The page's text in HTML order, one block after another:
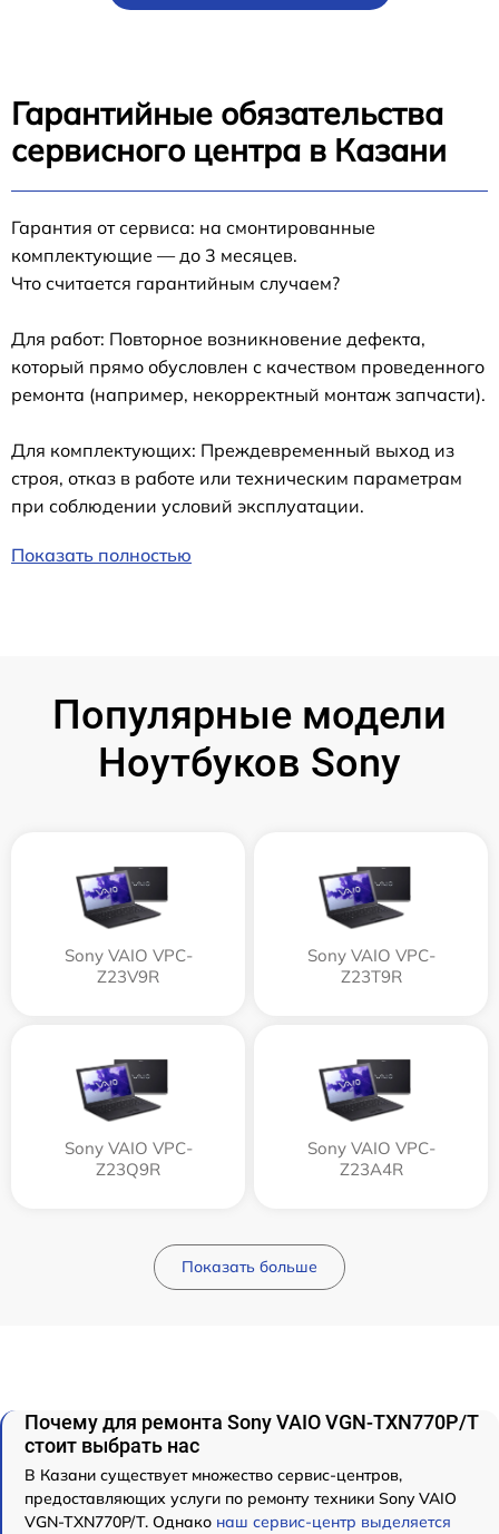
Гарантийные обязательства
сервисного центра в Казани
Гарантия от сервиса: на смонтированные
комплектующие — до 3 месяцев.
Что считается гарантийным случаем?
Для работ: Повторное возникновение дефекта,
который прямо обусловлен с качеством проведенного
ремонта (например, некорректный монтаж запчасти).
Для комплектующих: Преждевременный выход из
строя, отказ в работе или техническим параметрам
при соблюдении условий эксплуатации.
Показать полностью
Популярные модели
Ноутбуков Sony
Sony VAIO VPC-
Z23V9R
Sony VAIO VPC-
Z23T9R
Sony VAIO VPC-
Z23Q9R
Sony VAIO VPC-
Z23A4R
Показать больше
Почему для ремонта Sony VAIO VGN-TXN770P/T
стоит выбрать нас
В Казани существует множество сервис-центров,
предоставляющих услуги по ремонту техники Sony VAIO
VGN-TXN770P/T. Однако наш сервис-центр выделяется